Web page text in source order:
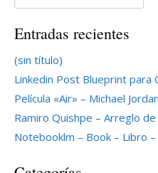
Entradas recientes
(sin título)
Linkedin Post Blueprint para
Película «Air» – Michael
Ramiro Quishpe – Arreglo
Notebooklm – Book – Libro